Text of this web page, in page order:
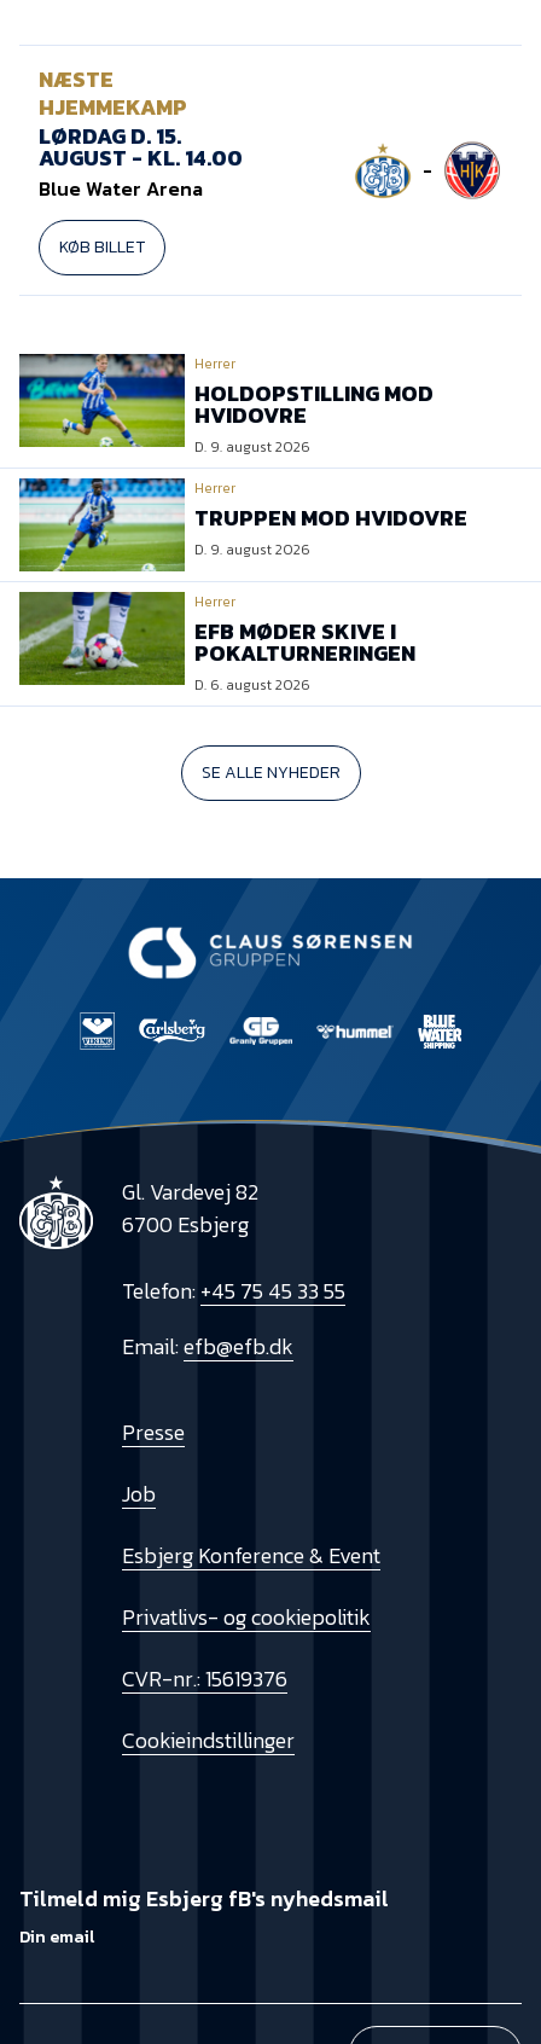
NÆSTE
HJEMMEKAMP
LØRDAG D. 15.
AUGUST - KL. 14.00
Blue Water Arena
KØB BILLET
-
Herrer
HOLDOPSTILLING MOD
HVIDOVRE
D. 9. august 2026
Herrer
TRUPPEN MOD HVIDOVRE
D. 9. august 2026
Herrer
EFB MØDER SKIVE I
POKALTURNERINGEN
D. 6. august 2026
SE ALLE NYHEDER
Gl. Vardevej 82
6700 Esbjerg
Telefon:+45 75 45 33 55
Email:efb@efb.dk
Presse
Job
Esbjerg Konference & Event
Privatlivs- og cookiepolitik
CVR-nr.: 15619376
Cookieindstillinger
Tilmeld mig Esbjerg fB's nyhedsmail
Din email